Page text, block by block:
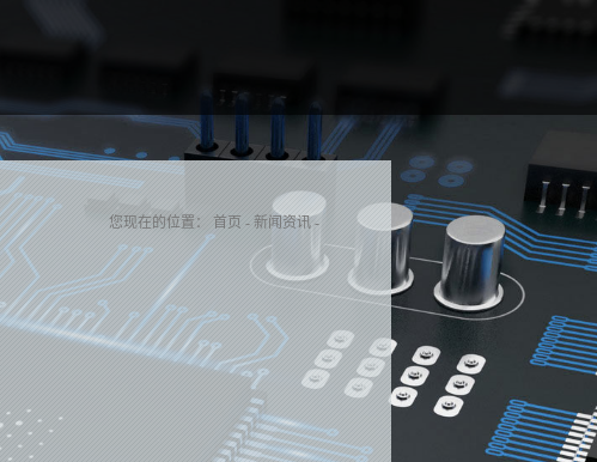
您现在的位置： 首页 - 新闻资讯 -